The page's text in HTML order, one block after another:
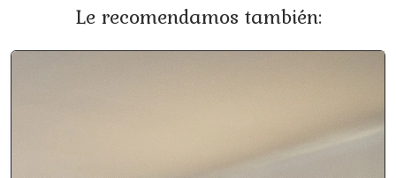
Le recomendamos también: